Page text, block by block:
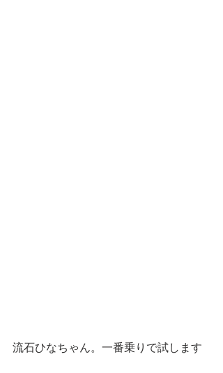
流石ひなちゃん。一番乗りで試します